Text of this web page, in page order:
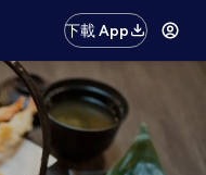
下載 App